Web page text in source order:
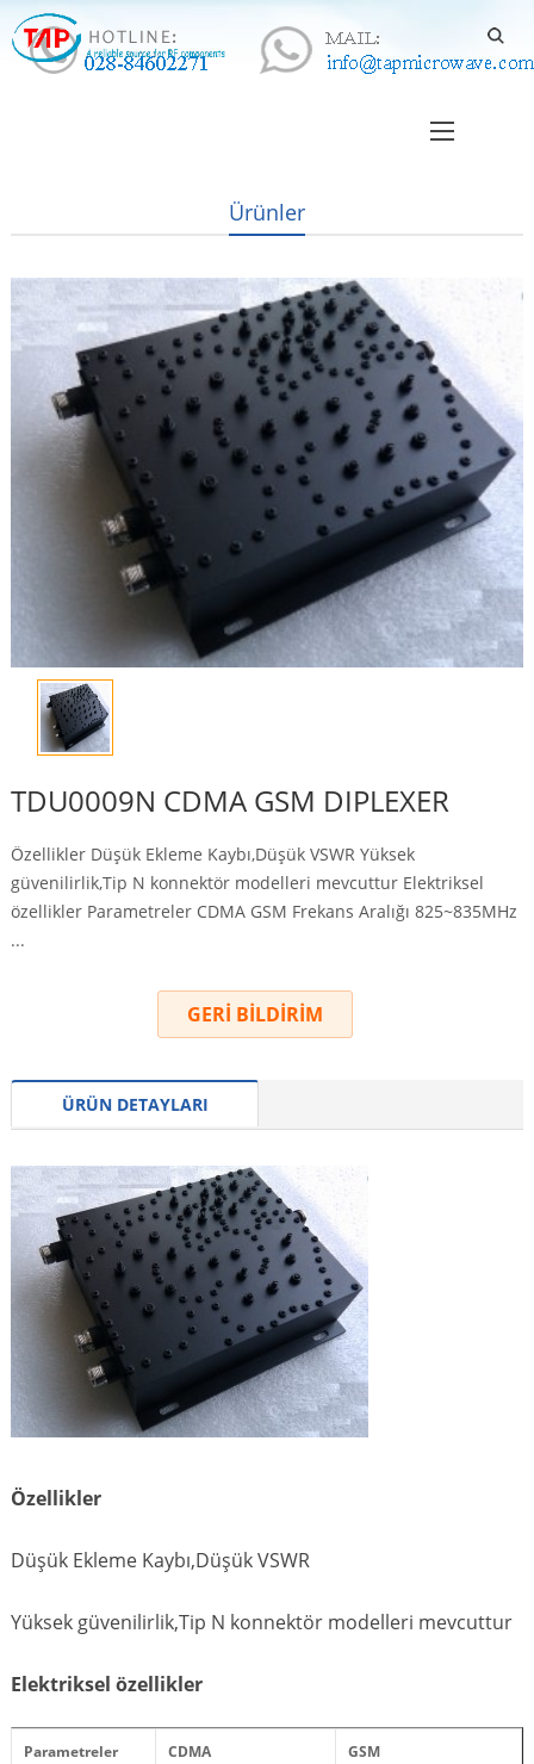
Ürünler
TDU0009N CDMA GSM DIPLEXER
Özellikler Düşük Ekleme Kaybı,Düşük VSWR Yüksek
güvenilirlik,Tip N konnektör modelleri mevcuttur Elektriksel
özellikler Parametreler CDMA GSM Frekans Aralığı 825~835MHz
...
GERİ BİLDİRİM
ÜRÜN DETAYLARI
Özellikler
Düşük Ekleme Kaybı,Düşük VSWR
Yüksek güvenilirlik,Tip N konnektör modelleri mevcuttur
Elektriksel özellikler
Parametreler CDMA GSM